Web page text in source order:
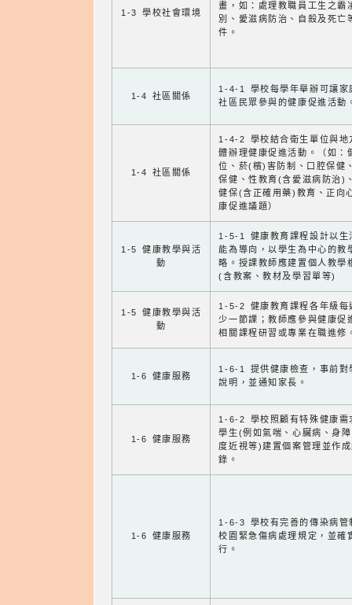
1-3 學校社會環境
畫，如：處理教職員工生之霸
別、愛滋病防治、自殺及死亡
件。
1-4 社區關係
1-4-1 學校每學年舉辦可讓家
社區民眾參與的健康促進活動
1-4 社區關係
1-4-2 學校結合衛生單位與地
體辦理健康促進活動。（如：
位、菸(檳)害防制、口腔保健
保健、性教育(含愛滋病防治)
健保(含正確用藥)教育、正向
康促進議題）
1-5 健康教學與活
動
1-5-1 健康教育課程設計以生
能為導向，以學生為中心的教
略。授課教師應建置個人教學
(含教案、教材及學習單等)
1-5 健康教學與活
動
1-5-2 健康教育課程各年級每
少一節課；教師應參與健康促
相關課程研習或專業在職進修
1-6 健康服務
1-6-1 提供健康檢查，事前對
說明，並通知家長。
1-6 健康服務
1-6-2 學校照顧有特殊健康需
學生(例如氣喘、心臟病、身
度近視等)建置個案管理並作
錄。
1-6 健康服務
1-6-3 學校有完善的傳染病管
校園緊急傷病處理規定，並確
行。